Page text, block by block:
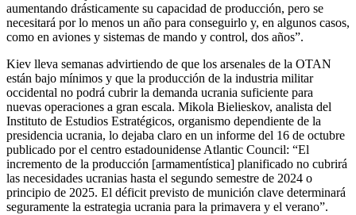
aumentando drásticamente su capacidad de producción, pero se
necesitará por lo menos un año para conseguirlo y, en algunos casos,
como en aviones y sistemas de mando y control, dos años”.
Kiev lleva semanas advirtiendo de que los arsenales de la OTAN
están bajo mínimos y que la producción de la industria militar
occidental no podrá cubrir la demanda ucrania suficiente para
nuevas operaciones a gran escala. Mikola Bielieskov, analista del
Instituto de Estudios Estratégicos, organismo dependiente de la
presidencia ucrania, lo dejaba claro en un informe del 16 de octubre
publicado por el centro estadounidense Atlantic Council: “El
incremento de la producción [armamentística] planificado no cubrirá
las necesidades ucranias hasta el segundo semestre de 2024 o
principio de 2025. El déficit previsto de munición clave determinará
seguramente la estrategia ucrania para la primavera y el verano”.